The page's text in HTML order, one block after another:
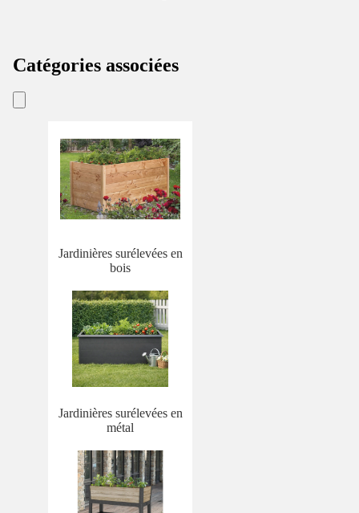
Catégories associées
Jardinières surélevées en
bois
Jardinières surélevées en
métal